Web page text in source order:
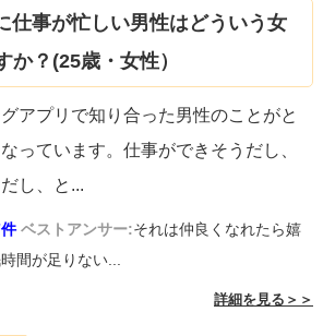
仕事が忙しい男性はどういう女
か？(25歳・女性）
アプリで知り合った男性のことがと
っています。仕事ができそうだし、
し、と ...
ベストアンサー:それは仲良くなれたら嬉
間が足りない...
詳細を見る＞＞